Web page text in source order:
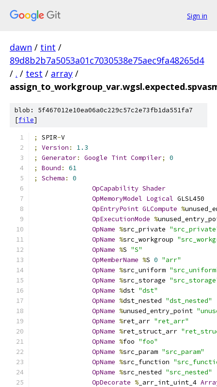
Sign in
dawn / tint /
89d8b2b7a5053a01c7030538e75aec9fa48265d4
/ . / test / array /
blob: 5f467012e10ea06a0c229c57c2e73fb1da551fa7
[file]
; SPIR-V
;
Version :
1.3
;
Generator: Google Tint Compiler;
0
;
Bound :
61
;
Schema :
0
OpCapability Shader
OpMemoryModel Logical GLSL450
OpEntryPoint GLCompute %
OpExecutionMode %
OpName %src_private
OpName %src_workgroup
OpName %S "S"
OpMemberName %S 0 "arr"
OpName %src_uniform
OpName %src_storage
OpName %dst "dst"
OpName %dst_nested "dst_nested"
OpName %unused_entry_point
OpName %ret_arr "ret_arr"
OpName %ret_struct_arr
OpName %foo "foo"
OpName %src_param "src_param"
OpName %src_function
OpName %src_nested "src_nested"
OpDecorate % _arr_int_uint_4